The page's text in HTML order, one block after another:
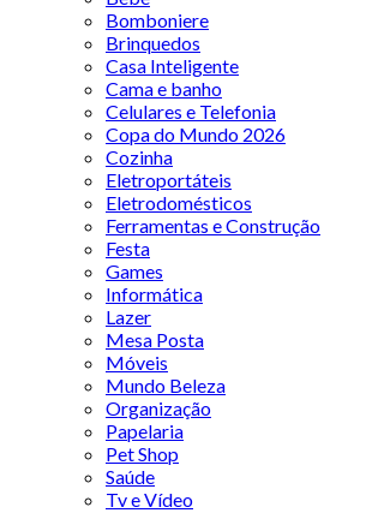
Bomboniere
Brinquedos
Casa Inteligente
Cama e banho
Celulares e Telefonia
Copa do Mundo 2026
Cozinha
Eletroportáteis
Eletrodomésticos
Ferramentas e Construção
Festa
Games
Informática
Lazer
Mesa Posta
Móveis
Mundo Beleza
Organização
Papelaria
Pet Shop
Saúde
Tv e Vídeo